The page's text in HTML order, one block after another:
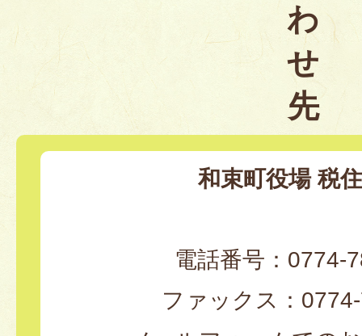
わ
せ
先
和束町役場 税
電話番号：0774-
ファックス：